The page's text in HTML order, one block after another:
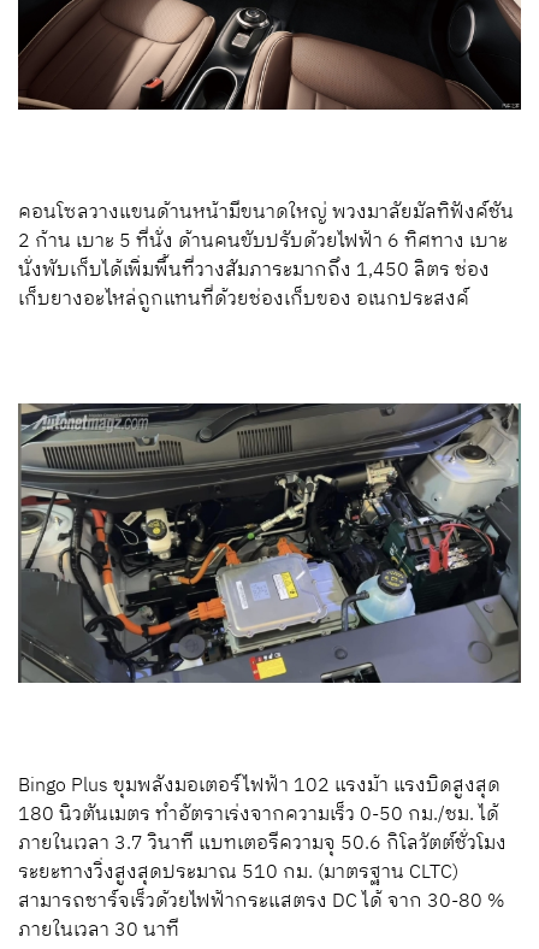
คอนโซลวางแขนด้านหน้ามีขนาดใหญ่ พวงมาลัยมัลทิฟังค์ชัน
2 ก้าน เบาะ 5 ที่นั่ง ด้านคนขับปรับด้วยไฟฟ้า 6 ทิศทาง เบาะ
นั่งพับเก็บได้เพิ่มพื้นที่วางสัมภาระมากถึง 1,450 ลิตร ช่อง
เก็บยางอะไหล่ถูกแทนที่ด้วยช่องเก็บของ อเนกประสงค์
Bingo Plus ขุมพลังมอเตอร์ไฟฟ้า 102 แรงม้า แรงบิดสูงสุด
180 นิวตันเมตร ทำอัตราเร่งจากความเร็ว 0-50 กม./ชม. ได้
ภายในเวลา 3.7 วินาที แบทเตอรีความจุ 50.6 กิโลวัตต์ชั่วโมง
ระยะทางวิ่งสูงสุดประมาณ 510 กม. (มาตรฐาน CLTC)
สามารถชาร์จเร็วด้วยไฟฟ้ากระแสตรง DC ได้ จาก 30-80 %
ภายในเวลา 30 นาที